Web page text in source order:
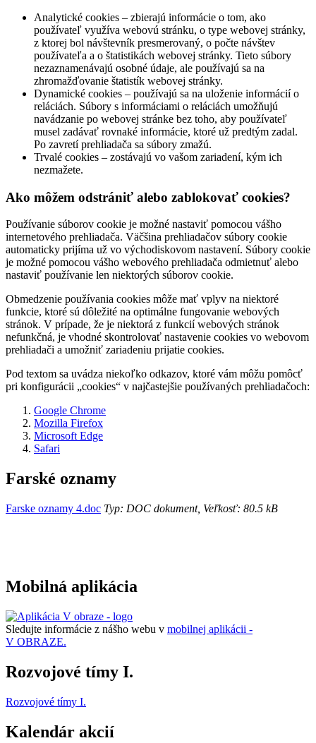
Analytické cookies – zbierajú informácie o tom, ako
používateľ využíva webovú stránku, o type webovej stránky,
z ktorej bol návštevník presmerovaný, o počte návštev
používateľa a o štatistikách webovej stránky. Tieto súbory
nezaznamenávajú osobné údaje, ale používajú sa na
zhromažďovanie štatistík webovej stránky.
Dynamické cookies – používajú sa na uloženie informácií o
reláciách. Súbory s informáciami o reláciách umožňujú
navádzanie po webovej stránke bez toho, aby používateľ
musel zadávať rovnaké informácie, ktoré už predtým zadal.
Po zavretí prehliadača sa súbory zmažú.
Trvalé cookies – zostávajú vo vašom zariadení, kým ich
nezmažete.
Ako môžem odstrániť alebo zablokovať cookies?
Používanie súborov cookie je možné nastaviť pomocou vášho
internetového prehliadača. Väčšina prehliadačov súbory cookie
automaticky prijíma už vo východiskovom nastavení. Súbory cookie
je možné pomocou vášho webového prehliadača odmietnuť alebo
nastaviť používanie len niektorých súborov cookie.
Obmedzenie používania cookies môže mať vplyv na niektoré
funkcie, ktoré sú dôležité na optimálne fungovanie webových
stránok. V prípade, že je niektorá z funkcií webových stránok
nefunkčná, je vhodné skontrolovať nastavenie cookies vo webovom
prehliadači a umožniť zariadeniu prijatie cookies.
Pod textom sa uvádza niekoľko odkazov, ktoré vám môžu pomôcť
pri konfigurácii „cookies“ v najčastejšie používaných prehliadačoch:
Google Chrome
Mozilla Firefox
Microsoft Edge
Safari
Farské oznamy
Farske oznamy 4.doc Typ: DOC dokument, Veľkosť: 80.5 kB
Mobilná aplikácia
Sledujte informácie z nášho webu v mobilnej aplikácii -
V OBRAZE.
Rozvojové tímy I.
Rozvojové tímy I.
Kalendár akcií